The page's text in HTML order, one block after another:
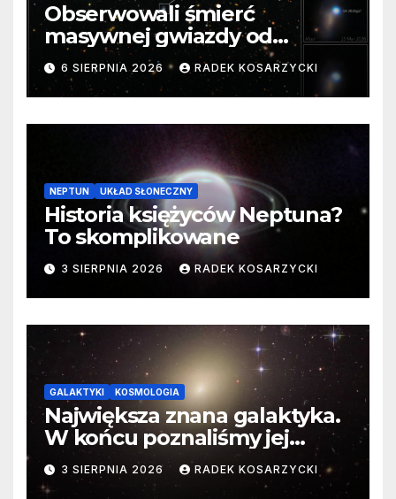
Obserwowali śmierć
masywnej gwiazdy od
samego początku. Niezwykle
cenne dane
6 SIERPNIA 2026 RADEK KOSARZYCKI
NEPTUN UKŁAD SŁONECZNY
Historia księżyców Neptuna?
To skomplikowane
3 SIERPNIA 2026 RADEK KOSARZYCKI
GALAKTYKI KOSMOLOGIA
Największa znana galaktyka.
W końcu poznaliśmy jej
faktyczne wymiary
3 SIERPNIA 2026 RADEK KOSARZYCKI